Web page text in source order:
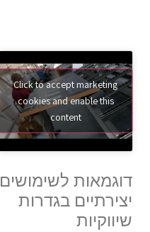
Click to accept marketing
cookies and enable this
content
דוגמאות לשימושים
יצירתיים בגדרות
שיווקיות